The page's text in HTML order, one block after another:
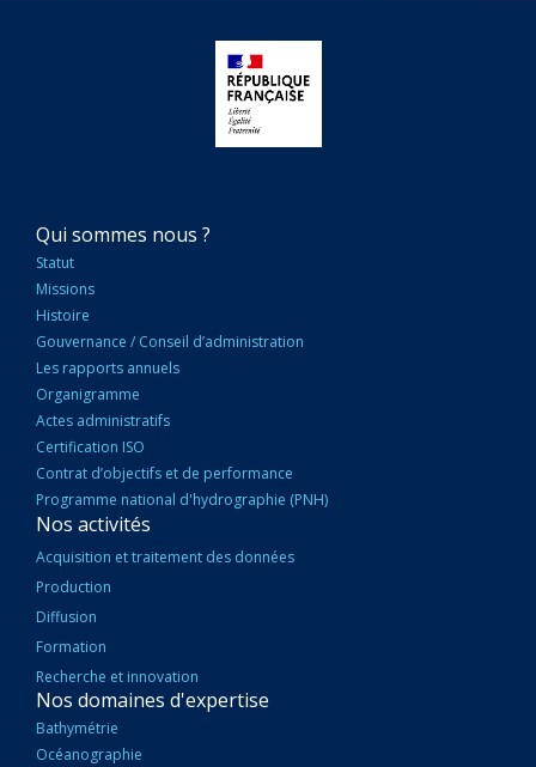
NAVIGATION
PRINCIPALE
Qui sommes nous ?
Statut
Missions
Histoire
Gouvernance / Conseil d’administration
Les rapports annuels
Organigramme
Actes administratifs
Certification ISO
Contrat d’objectifs et de performance
Programme national d'hydrographie (PNH)
Nos activités
Acquisition et traitement des données
Production
Diffusion
Formation
Recherche et innovation
Nos domaines d'expertise
Bathymétrie
Océanographie